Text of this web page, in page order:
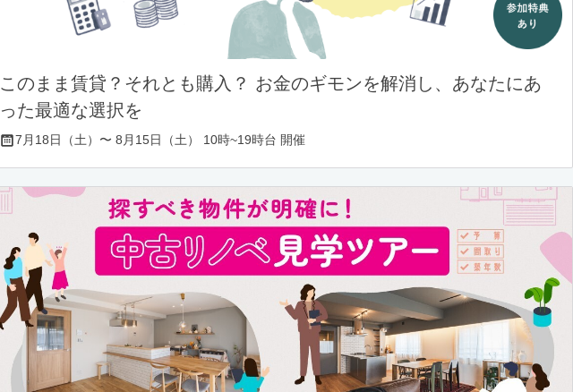
このまま賃貸？それとも購入？ お金のギモンを解消し、あなたにあ
った最適な選択を
7月18日（土）〜 8月15日（土） 10時~19時台 開催